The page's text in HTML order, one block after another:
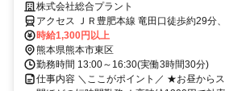
で扶養内勤務も可能！
株式会社総合プラント
アクセス ＪＲ豊肥本線 竜田口徒歩約29分
約36分、ＪＲ豊肥本線 東海学園前徒歩約
部１丁目
時給1,300円以上
熊本県熊本市東区
勤務時間 13:00～16:30(実働3時間30分)
仕事内容 ＼ここがポイント／ ★お昼から